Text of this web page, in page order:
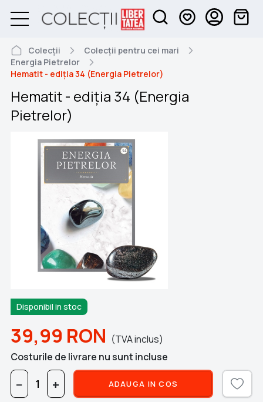
Colecții
Colecții pentru cei mari
Energia Pietrelor
Hematit - ediția 34 (Energia Pietrelor)
Hematit - ediția 34 (Energia
Pietrelor)
Disponibil in stoc
39,99 RON (TVA inclus)
Costurile de livrare nu sunt incluse
− + ADAUGA IN COS